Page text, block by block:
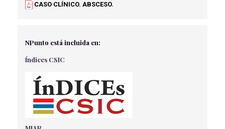
CASO CLÍNICO. ABSCESO.
EN LA MUJER
EVALUACIÓN Y PREVENCIÓN
Rascón López, A - 03/02/2026
VALORACIÓN Y TRATAMIENTO DE LA FASCITIS
PLANTAR: REVISIÓN SISTEMÁTICA
Carro Hevia, J
NPunto está incluida en:
Índices CSIC